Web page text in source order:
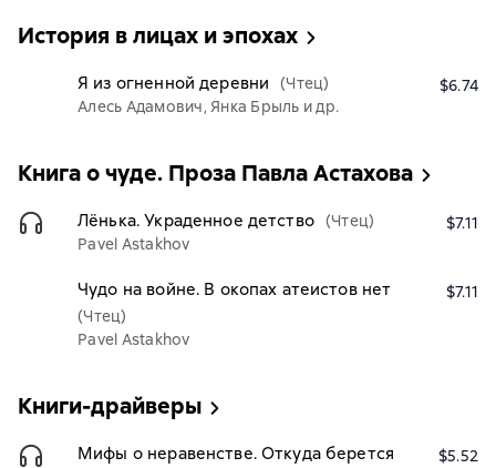
История в лицах и эпохах
Я из огненной деревни
(Чтец)
Алесь Адамович, Янка Брыль и др.
$6.74
Книга о чуде. Проза Павла Астахова
Лёнька. Украденное детство (Чтец)
Pavel Astakhov
$7.11
Чудо на войне. В окопах атеистов нет
(Чтец)
Pavel Astakhov
$7.11
Книги-драйверы
Мифы о неравенстве. Откуда берется
$5.52